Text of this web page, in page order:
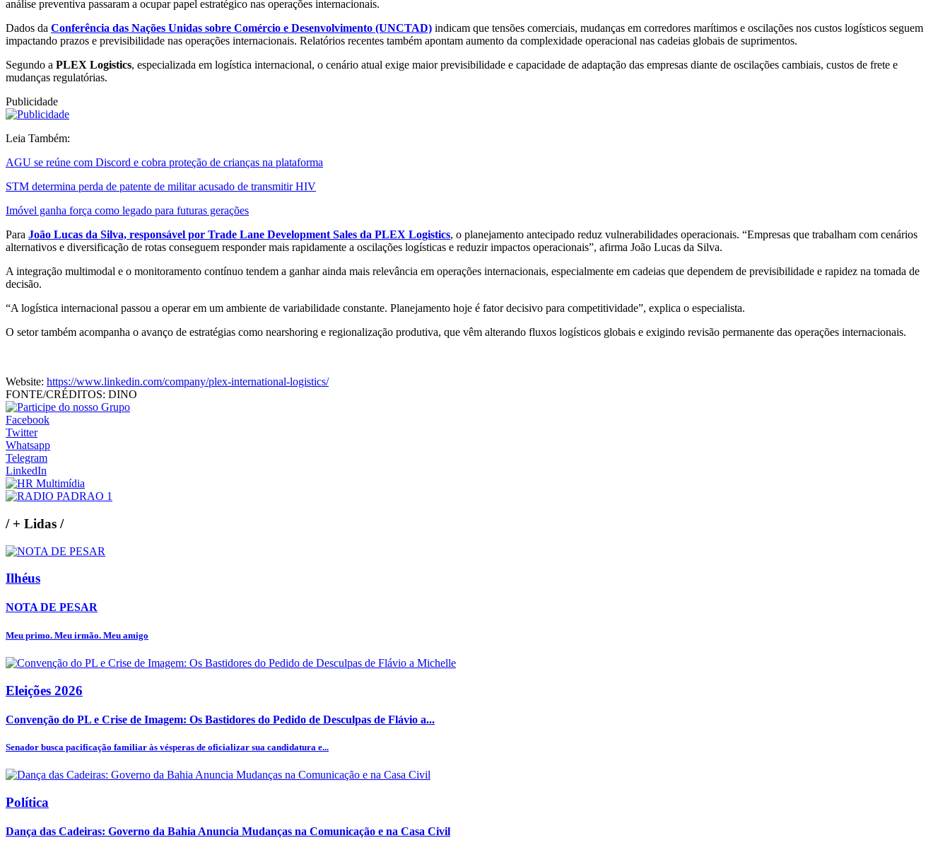
análise preventiva passaram a ocupar papel estratégico nas operações internacionais.
Dados da Conferência das Nações Unidas sobre Comércio e Desenvolvimento (UNCTAD) indicam que tensões comerciais, mudanças em corredores marítimos e oscilações nos custos logísticos seguem
impactando prazos e previsibilidade nas operações internacionais. Relatórios recentes também apontam aumento da complexidade operacional nas cadeias globais de suprimentos.
Segundo a PLEX Logistics, especializada em logística internacional, o cenário atual exige maior previsibilidade e capacidade de adaptação das empresas diante de oscilações cambiais, custos de frete e
mudanças regulatórias.
Publicidade
Leia Também:
AGU se reúne com Discord e cobra proteção de crianças na plataforma
STM determina perda de patente de militar acusado de transmitir HIV
Imóvel ganha força como legado para futuras gerações
Para João Lucas da Silva, responsável por Trade Lane Development Sales da PLEX Logistics, o planejamento antecipado reduz vulnerabilidades operacionais. “Empresas que trabalham com cenários
alternativos e diversificação de rotas conseguem responder mais rapidamente a oscilações logísticas e reduzir impactos operacionais”, afirma João Lucas da Silva.
A integração multimodal e o monitoramento contínuo tendem a ganhar ainda mais relevância em operações internacionais, especialmente em cadeias que dependem de previsibilidade e rapidez na tomada de
decisão.
“A logística internacional passou a operar em um ambiente de variabilidade constante. Planejamento hoje é fator decisivo para competitividade”, explica o especialista.
O setor também acompanha o avanço de estratégias como nearshoring e regionalização produtiva, que vêm alterando fluxos logísticos globais e exigindo revisão permanente das operações internacionais.
Website: https://www.linkedin.com/company/plex-international-logistics/
FONTE/CRÉDITOS: DINO
Facebook
Twitter
Whatsapp
Telegram
LinkedIn
/+ Lidas /
Ilhéus
NOTA DE PESAR
Meu primo. Meu irmão. Meu amigo
Eleições 2026
Convenção do PL e Crise de Imagem: Os Bastidores do Pedido de Desculpas de Flávio a...
Senador busca pacificação familiar às vésperas de oficializar sua candidatura e...
Política
Dança das Cadeiras: Governo da Bahia Anuncia Mudanças na Comunicação e na Casa Civil